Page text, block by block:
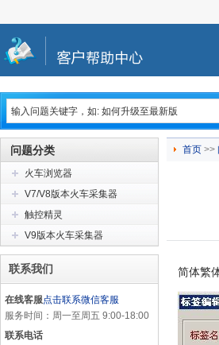
问题分类
火车浏览器
V7/V8版本火车采集器
触控精灵
V9版本火车采集器
联系我们
在线客服点击联系微信客服
服务时间：周一至周五 9:00-18:00
联系电话
首页 >>
简体繁